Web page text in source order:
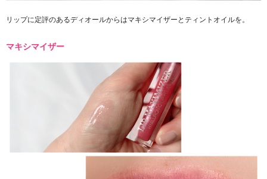
リップに定評のあるディオールからはマキシマイザーとティントオイルを。
マキシマイザー